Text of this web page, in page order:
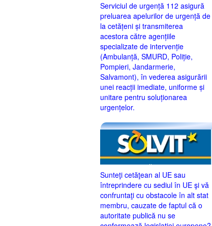
Serviciul de urgență 112 asigură
preluarea apelurilor de urgență de
la cetățeni și transmiterea
acestora către agențiile
specializate de intervenție
(Ambulanță, SMURD, Poliție,
Pompieri, Jandarmerie,
Salvamont), în vederea asigurării
unei reacții imediate, uniforme și
unitare pentru soluționarea
urgențelor.
Sunteţi cetăţean al UE sau
întreprindere cu sediul în UE şi vă
confruntaţi cu obstacole în alt stat
membru, cauzate de faptul că o
autoritate publică nu se